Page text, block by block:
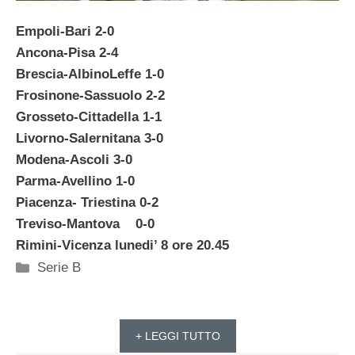
Empoli-Bari 2-0
Ancona-Pisa 2-4
Brescia-AlbinoLeffe 1-0
Frosinone-Sassuolo 2-2
Grosseto-Cittadella 1-1
Livorno-Salernitana 3-0
Modena-Ascoli 3-0
Parma-Avellino 1-0
Piacenza- Triestina 0-2
Treviso-Mantova 0-0
Rimini-Vicenza lunedi’ 8 ore 20.45
Categorie
Serie B
+ LEGGI TUTTO